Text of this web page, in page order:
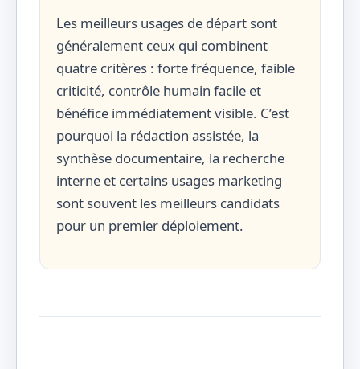
Les meilleurs usages de départ sont
généralement ceux qui combinent
quatre critères : forte fréquence, faible
criticité, contrôle humain facile et
bénéfice immédiatement visible. C’est
pourquoi la rédaction assistée, la
synthèse documentaire, la recherche
interne et certains usages marketing
sont souvent les meilleurs candidats
pour un premier déploiement.